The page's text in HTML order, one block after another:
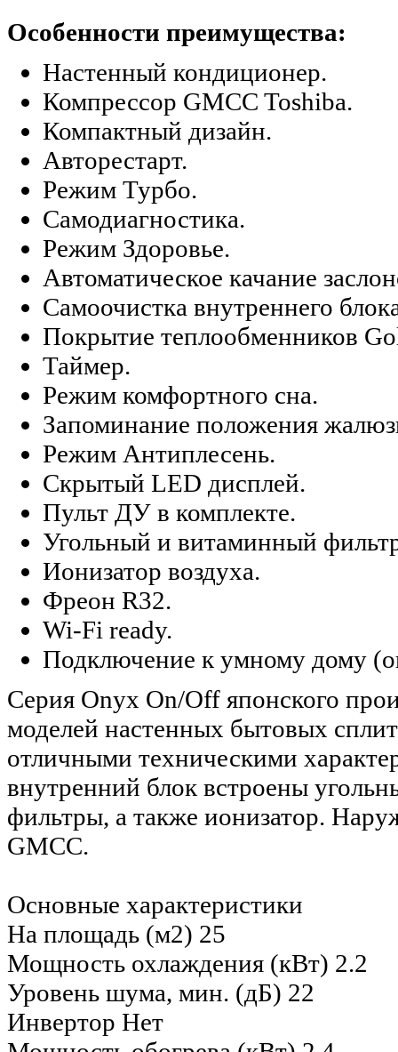
Особенности преимущества:
Настенный кондиционер.
Компрессор GMCC Toshiba.
Компактный дизайн.
Авторестарт.
Режим Турбо.
Самодиагностика.
Режим Здоровье.
Автоматическое качание
Самоочистка внутреннего
Покрытие теплообменников
Таймер.
Режим комфортного сна.
Запоминание положения
Режим Антиплесень.
Скрытый LED дисплей.
Пульт ДУ в комплекте.
Угольный и витаминный
Ионизатор воздуха.
Фреон R32.
Wi-Fi ready.
Подключение к умному дому
Серия Onyx On/Off японского
моделей настенных бытовых
отличными техническими
внутренний блок встроены
фильтры, а также ионизатор.
GMCC.
Основные характеристики
На площадь (м2) 25
Мощность охлаждения (кВт) 2.2
Уровень шума, мин. (дБ) 22
Инвертор Нет